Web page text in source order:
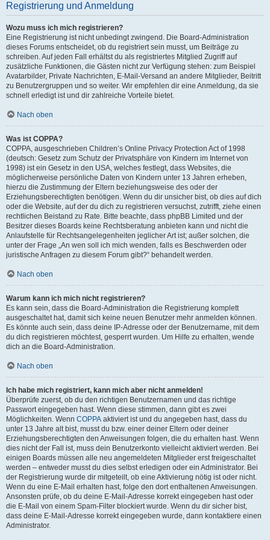
Registrierung und Anmeldung
Wozu muss ich mich registrieren?
Eine Registrierung ist nicht unbedingt zwingend. Die Board-Administration
dieses Forums entscheidet, ob du registriert sein musst, um Beiträge zu
schreiben. Auf jeden Fall erhältst du als registriertes Mitglied Zugriff auf
zusätzliche Funktionen, die Gästen nicht zur Verfügung stehen: zum Beispiel
Avatarbilder, Private Nachrichten, E-Mail-Versand an andere Mitglieder, Beitritt
zu Benutzergruppen und so weiter. Wir empfehlen dir eine Anmeldung, da sie
schnell erledigt ist und dir zahlreiche Vorteile bietet.
Nach oben
Was ist COPPA?
COPPA, ausgeschrieben Children’s Online Privacy Protection Act of 1998
(deutsch: Gesetz zum Schutz der Privatsphäre von Kindern im Internet von
1998) ist ein Gesetz in den USA, welches festlegt, dass Websites, die
möglicherweise persönliche Daten von Kindern unter 13 Jahren erheben,
hierzu die Zustimmung der Eltern beziehungsweise des oder der
Erziehungsberechtigten benötigen. Wenn du dir unsicher bist, ob dies auf dich
oder die Website, auf der du dich zu registrieren versuchst, zutrifft, ziehe einen
rechtlichen Beistand zu Rate. Bitte beachte, dass phpBB Limited und der
Besitzer dieses Boards keine Rechtsberatung anbieten kann und nicht die
Anlaufstelle für Rechtsangelegenheiten jeglicher Art ist; außer solchen, die
unter der Frage „An wen soll ich mich wenden, falls es Beschwerden oder
juristische Anfragen zu diesem Forum gibt?“ behandelt werden.
Nach oben
Warum kann ich mich nicht registrieren?
Es kann sein, dass die Board-Administration die Registrierung komplett
ausgeschaltet hat, damit sich keine neuen Benutzer mehr anmelden können.
Es könnte auch sein, dass deine IP-Adresse oder der Benutzername, mit dem
du dich registrieren möchtest, gesperrt wurden. Um Hilfe zu erhalten, wende
dich an die Board-Administration.
Nach oben
Ich habe mich registriert, kann mich aber nicht anmelden!
Überprüfe zuerst, ob du den richtigen Benutzernamen und das richtige
Passwort eingegeben hast. Wenn diese stimmen, dann gibt es zwei
Möglichkeiten. Wenn COPPA aktiviert ist und du angegeben hast, dass du
unter 13 Jahre alt bist, musst du bzw. einer deiner Eltern oder deiner
Erziehungsberechtigten den Anweisungen folgen, die du erhalten hast. Wenn
dies nicht der Fall ist, muss dein Benutzerkonto vielleicht aktiviert werden. Bei
einigen Boards müssen alle neu angemeldeten Mitglieder erst freigeschaltet
werden – entweder musst du dies selbst erledigen oder ein Administrator. Bei
der Registrierung wurde dir mitgeteilt, ob eine Aktivierung nötig ist oder nicht.
Wenn du eine E-Mail erhalten hast, folge den dort enthaltenen Anweisungen.
Ansonsten prüfe, ob du deine E-Mail-Adresse korrekt eingegeben hast oder
die E-Mail von einem Spam-Filter blockiert wurde. Wenn du dir sicher bist,
dass deine E-Mail-Adresse korrekt eingegeben wurde, dann kontaktiere einen
Administrator.